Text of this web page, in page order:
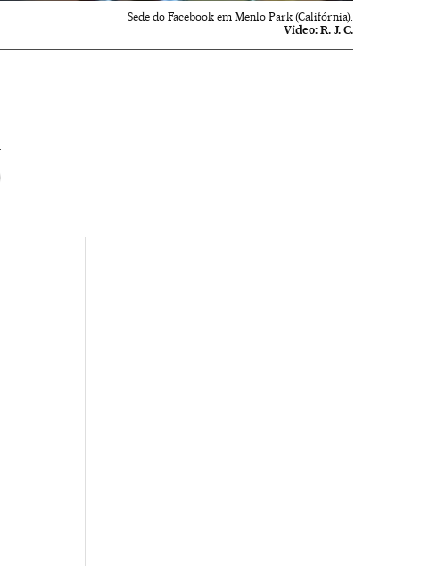
Sede do Facebook em Menlo Park (Califórnia).
Vídeo: R. J. C.